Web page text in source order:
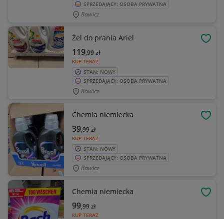
SPRZEDAJĄCY: OSOBA PRYWATNA
Rawicz
Żel do prania Ariel
KUP TERAZ
119,99zł
STAN: NOWY
SPRZEDAJĄCY: OSOBA PRYWATNA
Rawicz
Chemia niemiecka
KUP TERAZ
39,99zł
STAN: NOWY
SPRZEDAJĄCY: OSOBA PRYWATNA
Rawicz
Chemia niemiecka
KUP TERAZ
99,99zł